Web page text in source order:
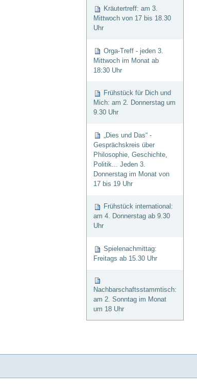
Kräutertreff: am 3.
Mittwoch von 17 bis 18.30
Uhr
Orga-Treff - jeden 3.
Mittwoch im Monat ab
18:30 Uhr
Frühstück für Dich und
Mich: am 2. Donnerstag um
9.30 Uhr
„Dies und Das“ -
Gesprächskreis über
Philosophie, Geschichte,
Politik... Jeden 3.
Donnerstag im Monat von
17 bis 19 Uhr
Frühstück international:
am 4. Donnerstag ab 9.30
Uhr
Spielenachmittag:
Freitags ab 15.30 Uhr
Nachbarschaftsstammtisch:
am 2. Sonntag im Monat
um 18 Uhr